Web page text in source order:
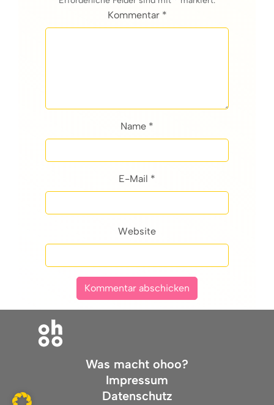
Kommentar *
Name *
E-Mail *
Website
Was macht ohoo?
Impressum
Datenschutz